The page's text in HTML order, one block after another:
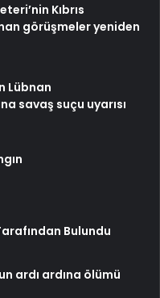
Kıbrıs
görüşmeler yeniden
Lübnan
savaş suçu uyarısı
Bulundu
ardı ardına ölümü